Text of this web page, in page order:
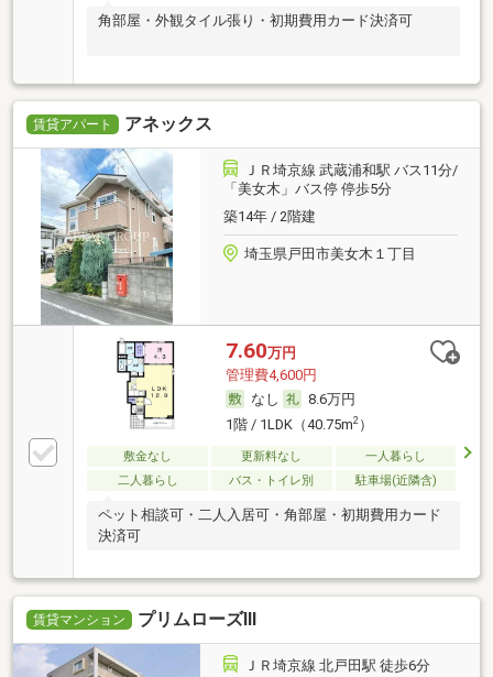
角部屋・外観タイル張り・初期費用カード決済可
賃貸アパート アネックス
ＪＲ埼京線 武蔵浦和駅 バス11分/
「美女木」バス停 停歩5分
築14年 / 2階建
埼玉県戸田市美女木１丁目
7.60万円
管理費4,600円
なし
8.6万円
1階 / 1LDK（40.75m2）
敷金なし 更新料なし
一人暮らし
二人暮らし
バス・トイレ別 駐車場(近隣含)
ペット相談可・二人入居可・角部屋・初期費用カード
決済可
賃貸マンション プリムローズⅢ
ＪＲ埼京線 北戸田駅 徒歩6分